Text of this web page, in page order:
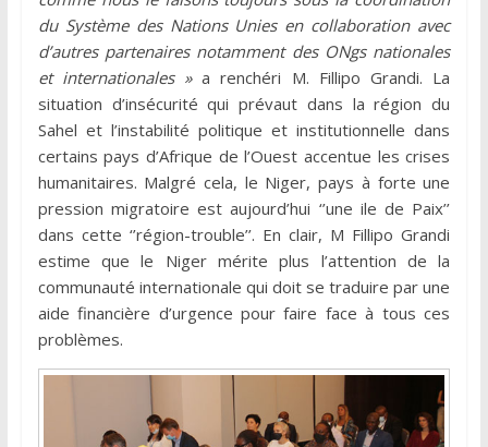
du Système des Nations Unies en collaboration avec
d’autres partenaires notamment des ONgs nationales
et internationales »a renchéri M. Fillipo Grandi. La
situation d’insécurité qui prévaut dans la région du
Sahel et l’instabilité politique et institutionnelle dans
certains pays d’Afrique de l’Ouest accentue les crises
humanitaires. Malgré cela, le Niger, pays à forte une
pression migratoire est aujourd’hui ‘’une ile de Paix’’
dans cette ‘’région-trouble’’. En clair, M Fillipo Grandi
estime que le Niger mérite plus l’attention de la
communauté internationale qui doit se traduire par une
aide financière d’urgence pour faire face à tous ces
problèmes.